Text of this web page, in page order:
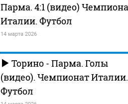
Парма. 4:1 (видео)
Италии. Футбол
14 марта 2026
Торино - Парма. Голы
(видео). Чемпионат Италии.
Футбол